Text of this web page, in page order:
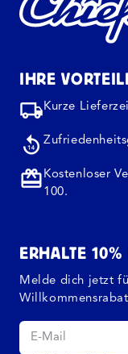
IHRE
Kurze
Kostenloser
100.
ERHALTE 10%
Melde dich jetzt